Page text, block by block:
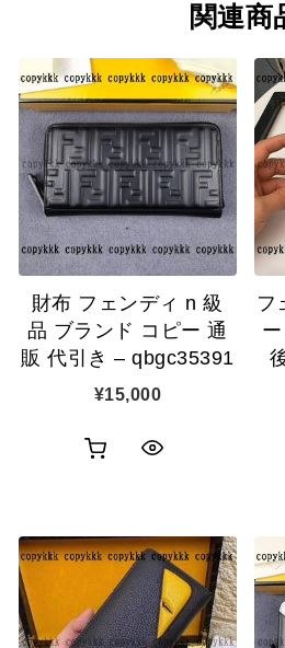
関連商
財布 フェンディ n 級
品 ブランド コピー 通
販 代引き – qbgc35391
¥15,000
フ